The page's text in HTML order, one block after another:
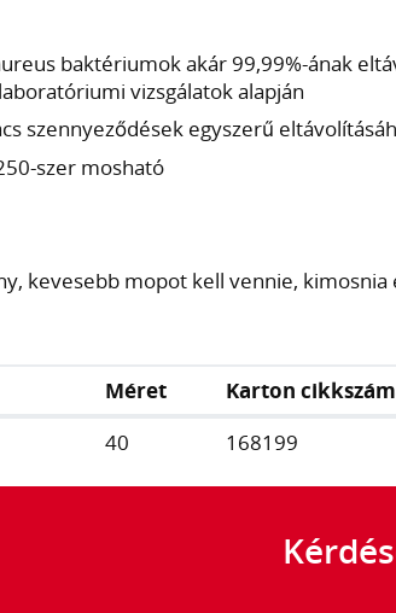
baktériumok akár 99,99%-ának
vizsgálatok alapján
szennyeződések egyszerű
szer mosható
kevesebb mopot kell vennie, kimosnia
Méret Karton
40 168199